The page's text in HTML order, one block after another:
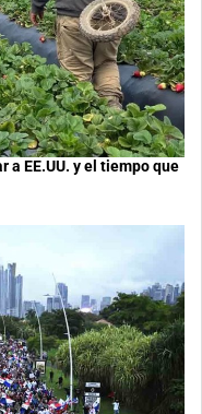
a EE.UU. y el tiempo que